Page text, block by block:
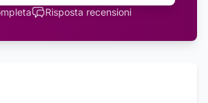
Risposta recensioni